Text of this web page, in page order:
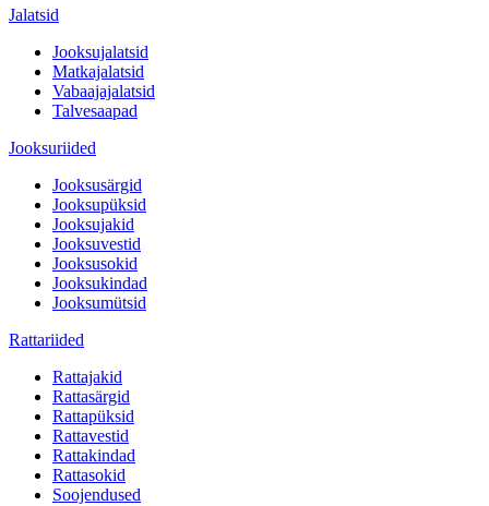
Jalatsid
Jooksujalatsid
Matkajalatsid
Vabaajajalatsid
Talvesaapad
Jooksuriided
Jooksusärgid
Jooksupüksid
Jooksujakid
Jooksuvestid
Jooksusokid
Jooksukindad
Jooksumütsid
Rattariided
Rattajakid
Rattasärgid
Rattapüksid
Rattavestid
Rattakindad
Rattasokid
Soojendused